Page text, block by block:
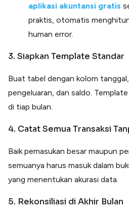
aplikasi akuntansi gratis
praktis, otomatis
human error.
3. Siapkan Template Standar
Buat tabel dengan kolom
pengeluaran, dan saldo.
di tiap bulan.
4. Catat Semua Transaksi
Baik pemasukan besar maupun
semuanya harus masuk dalam
yang menentukan akurasi data.
5. Rekonsiliasi di Akhir Bulan